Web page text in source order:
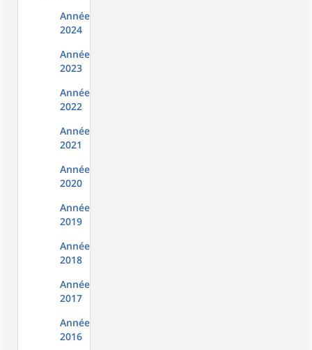
Année
2024
Année
2023
Année
2022
Année
2021
Année
2020
Année
2019
Année
2018
Année
2017
Année
2016